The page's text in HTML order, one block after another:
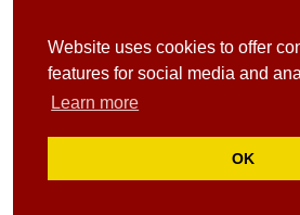
Website uses cookies to offer
features for social media and
Learn more
OK